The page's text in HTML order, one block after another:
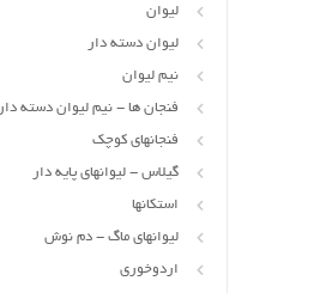
لیوان
لیوان دسته دار
نیم لیوان
فنجان ها - نیم لیوان دسته دار
فنجانهای کوچک
گیلاس - لیوانهای پایه دار
استکانها
لیوانهای ماگ - دم نوش
اردوخوری